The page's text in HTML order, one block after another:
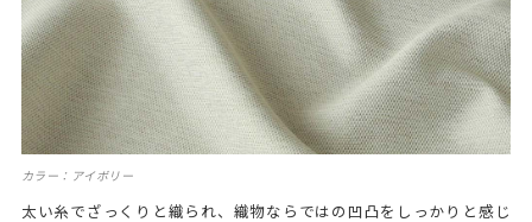
カラー：アイボリー
太い糸でざっくりと織られ、織物ならではの凹凸をしっかりと感じ